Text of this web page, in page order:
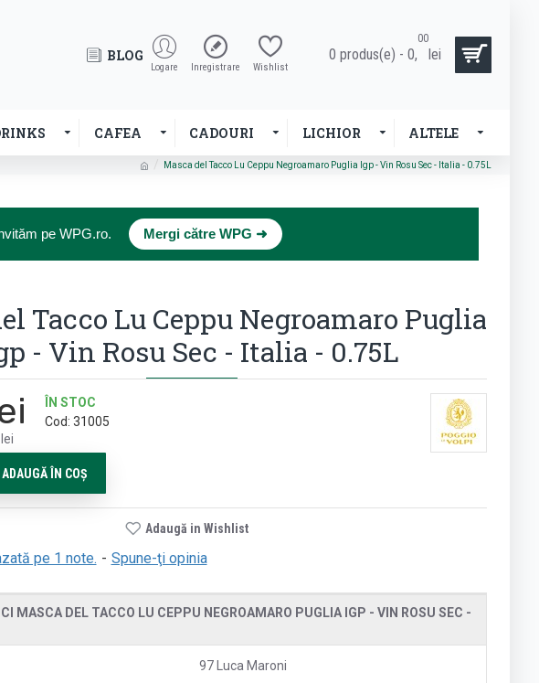
BLOG
Logare Inregistrare Wishlist
0 produs(e) - 0,
00
lei
CAFEA CADOURI LICHIOR ALTELE
Masca del Tacco Lu Ceppu Negroamaro Puglia Igp - Vin Rosu Sec - Italia - 0.75L
pe WPG.ro. Mergi către WPG ➜
Tacco Lu Ceppu Negroamaro Puglia
- Vin Rosu Sec - Italia - 0.75L
pe 1 note. - Spune-ţi opinia
ÎN STOC
Cod: 31005
ADAUGĂ ÎN COŞ
Adaugă in Wishlist
MASCA DEL TACCO LU CEPPU NEGROAMARO PUGLIA IGP - VIN ROSU SEC -
97 Luca Maroni